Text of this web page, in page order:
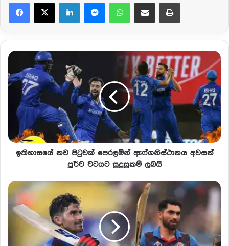
ඉතිහාසයේ නව පිටුවක් පෙරලමින් ඇෆ්ගනිස්ථානය අවසන්
පූර්ව වටයට සුදුසුකම් ලබයි